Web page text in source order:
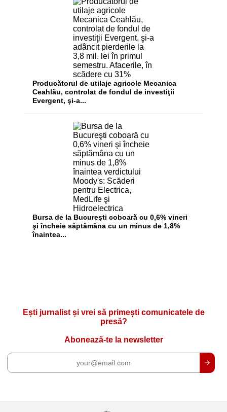
Producătorul de utilaje agricole Mecanica
Ceahlău, controlat de fondul de investiţii
Evergent, şi-a...
Bursa de la Bucureşti coboară cu 0,6% vineri
şi încheie săptămâna cu un minus de 1,8%
înaintea...
Ești jurnalist și vrei să primești comunicatele de
presă?
Abonează-te la newsletter